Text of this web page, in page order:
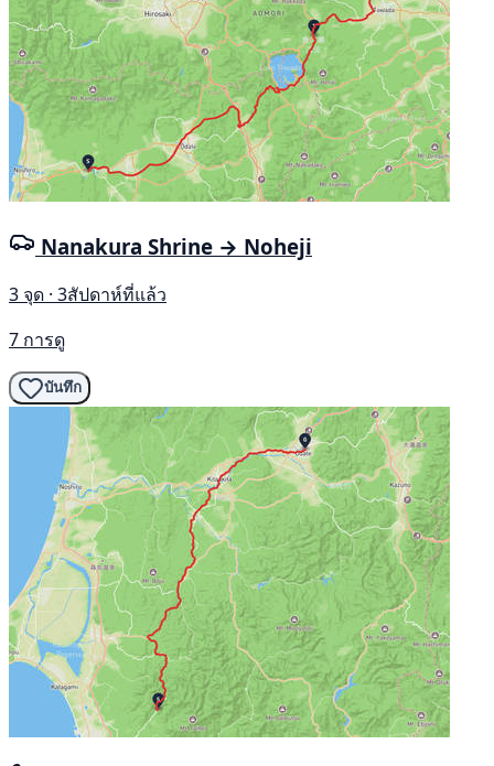
Nanakura Shrine → Noheji
3 จุด · 3สัปดาห์ที่แล้ว
7 การดู
บันทึก